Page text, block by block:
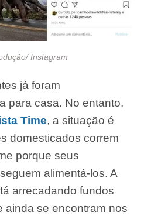
Instagram
já foram
para casa. No entanto,
Time, a situação é
domesticados correm
porque seus
alimentá-los. A
arrecadando fundos
ainda se encontram nos